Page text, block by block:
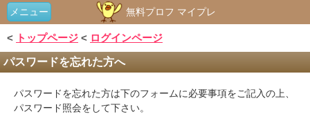
メニュー 無料プロフ マイプレ
< トップページ < ログインページ
パスワードを忘れた方へ
パスワードを忘れた方は下のフォームに必要事項をご記入の上、
パスワード照会をして下さい。